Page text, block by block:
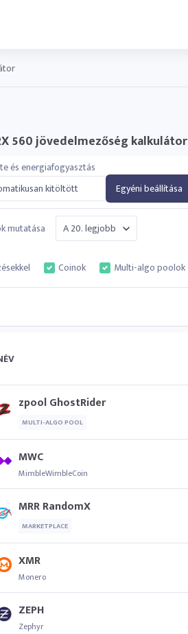
560 jövedelmezőség kalkulátor
és energiafogyasztás
kitöltött
Egyéni beállítása
mutatása
Coinok Multi-algo poolok
zpool GhostRider
MULTI-ALGO POOL
MWC
MimbleWimbleCoin
MRR RandomX
MARKETPLACE
XMR
Monero
ZEPH
Zephyr